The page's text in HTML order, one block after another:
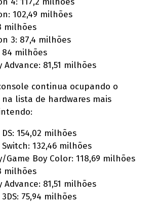
102,49 milhões
milhões
3: 87,4 milhões
84 milhões
Advance: 81,51 milhões
continua ocupando o
lista de hardwares mais
154,02 milhões
132,46 milhões
Game Boy Color: 118,69 milhões
milhões
Advance: 81,51 milhões
75,94 milhões